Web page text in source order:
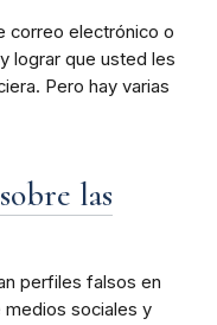
correo electrónico o
lograr que usted les
Pero hay varias
las
perfiles falsos en
medios sociales y